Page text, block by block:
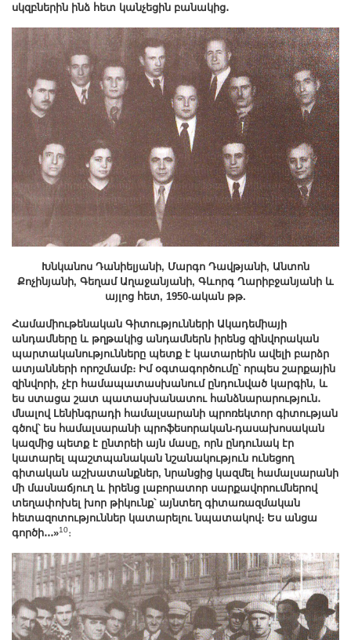
սկզբներին ինձ հետ կանչեցին բանակից․
Խնկանոս Դանիելյանի, Մարգո Դավթյանի, Անտոն
Քոչինյանի, Գեղամ Աղաջանյանի, Գևորգ Ղարիբջանյանի և
այլոց հետ, 1950-ական թթ.
Համամիութենական Գիտությունների Ակադեմիայի
անդամները և թղթակից անդամներն իրենց զինվորական
պարտականությունները պետք է կատարեին ավելի բարձր
ատյանների որոշմամբ։ Իմ օգտագործումը՝ որպես շարքային
զինվորի, չէր համապատասխանում ընդունված կարգին, և
ես ստացա շատ պատասխանատու հանձնարարություն․
մնալով Լենինգրադի համալսարանի պրոռեկտոր գիտության
գծով՝ ես համալսարանի պրոֆեսորական-դասախոսական
կազմից պետք է ընտրեի այն մասը, որն ընդունակ էր
կատարել պաշտպանական նշանակություն ունեցող
գիտական աշխատանքներ, նրանցից կազմել համալսարանի
մի մասնաճյուղ և իրենց լաբորատոր սարքավորումներով
տեղափոխել խոր թիկունք՝ այնտեղ գիտառազմական
հետազոտություններ կատարելու նպատակով։ Ես անցա
գործի․․․»10։